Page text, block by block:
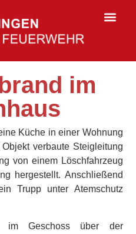
im
Küche in einer Wohnung
verbaute Steigleitung
von einem Löschfahrzeug
hergestellt. Anschließend
Trupp unter Atemschutz
Geschoss über der